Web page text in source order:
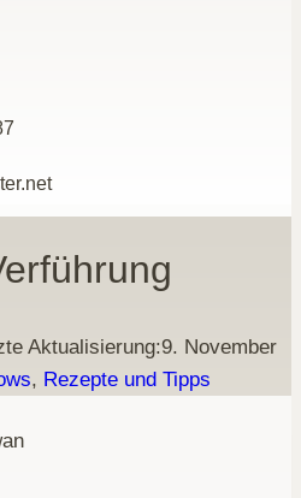
Aktualisierung:9. November
, Rezepte und Tipps